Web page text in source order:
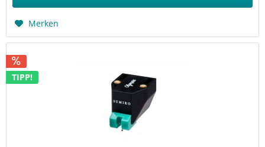
Merken
TIPP!